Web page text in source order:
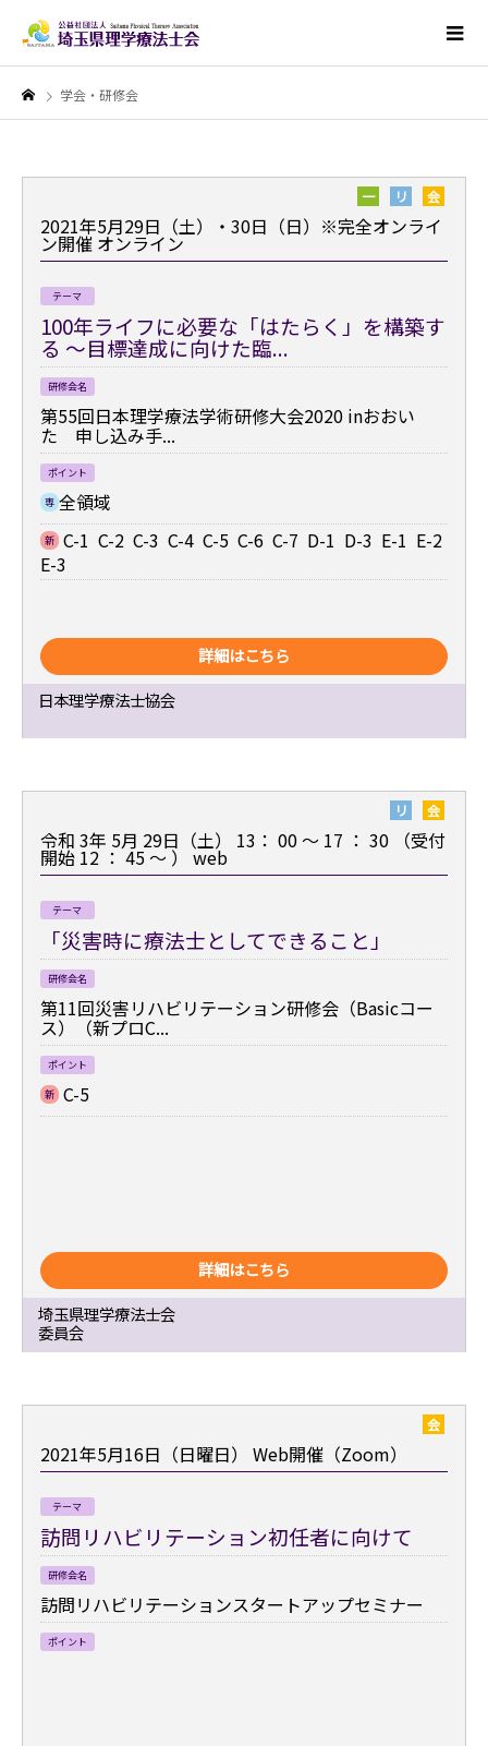
学会・研修会
一 リ 会
2021年5月29日（土）・30日（日）※完全オンライ
ン開催 オンライン
テーマ
100年ライフに必要な「はたらく」を構築す
る ～目標達成に向けた臨...
研修会名
第55回日本理学療法学術研修大会2020 inおおい
た 申し込み手...
ポイント
専 全領域
新
C-1 C-2 C-3 C-4 C-5 C-6 C-7 D-1 D-3 E-1 E-2
E-3
詳細はこちら
日本理学療法士協会
リ 会
令和 3年 5月 29日（土） 13： 00 ～ 17 ： 30 （受付
開始 12 ： 45 ～ ） web
テーマ
「災害時に療法士としてできること」
研修会名
第11回災害リハビリテーション研修会（Basicコー
ス）（新プロC...
ポイント
新 C-5
詳細はこちら
埼玉県理学療法士会
委員会
会
2021年5月16日（日曜日） Web開催（Zoom）
テーマ
訪問リハビリテーション初任者に向けて
研修会名
訪問リハビリテーションスタートアップセミナー
ポイント